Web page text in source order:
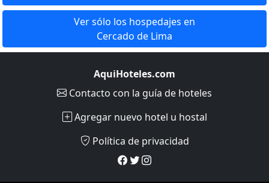
Ver sólo los hospedajes en
Cercado de Lima
AquiHoteles.com
Contacto con la guía de hoteles
Agregar nuevo hotel u hostal
Política de privacidad